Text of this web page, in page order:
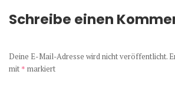
Schreibe einen
Deine E-Mail-Adresse wird nicht veröffentlicht.
mit * markiert